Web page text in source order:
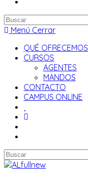
Buscar
en
web
Menú Cerrar
QUÉ OFRECEMOS
CURSOS
AGENTES
MANDOS
CONTACTO
CAMPUS ONLINE